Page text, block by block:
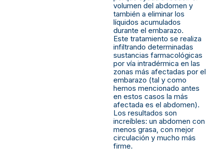
volumen del abdomen y
también a eliminar los
líquidos acumulados
durante el embarazo.
Este tratamiento se realiza
infiltrando determinadas
sustancias farmacológicas
por vía intradérmica en las
zonas más afectadas por el
embarazo (tal y como
hemos mencionado antes
en estos casos la más
afectada es el abdomen).
Los resultados son
increíbles: un abdomen con
menos grasa, con mejor
circulación y mucho más
firme.